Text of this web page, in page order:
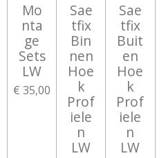
Mo
nta
ge
Sets
LW
€ 35,00
Sae
tfix
Bin
nen
Hoe
k
Prof
iele
n
LW
Sae
tfix
Buit
en
Hoe
k
Prof
iele
n
LW